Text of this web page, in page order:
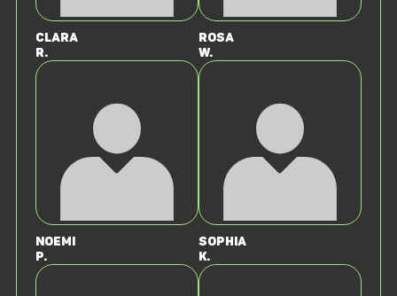
Clara
R.
Rosa
W.
Noemi
P.
Sophia
K.